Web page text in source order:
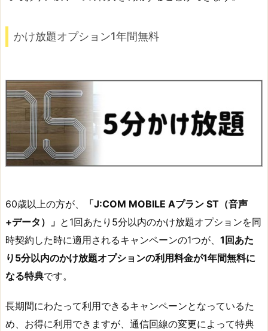
かけ放題オプション1年間無料
60歳以上の方が、
「J:COM MOBILE Aプラン ST（音声
+データ）」 と1回あたり5分以内のかけ放題オプションを同
時契約した時に適用されるキャンペーンの1つが、 1回あた
り5分以内のかけ放題オプションの利用料金が1年間無料に
なる特典です。
長期間にわたって利用できるキャンペーンとなっているた
め、お得に利用できますが、通信回線の変更によって特典